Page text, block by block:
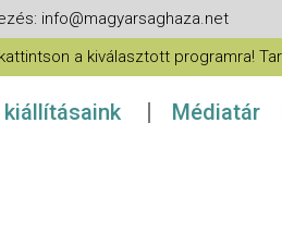
info@magyarsaghaza.net
a kiválasztott programra!
kiállításaink Médiatár